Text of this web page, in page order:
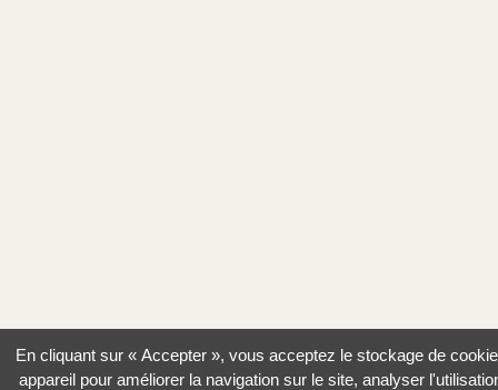
En cliquant sur « Accepter », vous acceptez le stockage de
appareil pour améliorer la navigation sur le site, analyser